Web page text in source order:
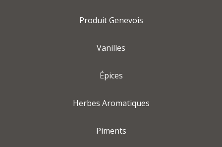
Produit Genevois
Vanilles
Épices
Herbes Aromatiques
Piments